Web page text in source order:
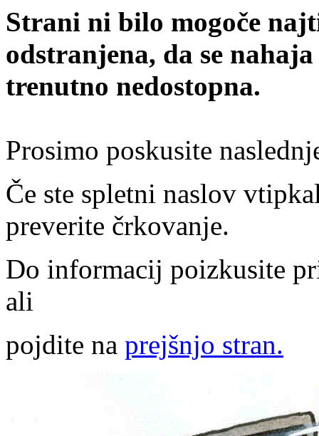
Strani ni bilo mogoče
odstranjena, da se
trenutno nedostopna.
Prosimo poskusite
Če ste spletni naslov
preverite črkovanje.
Do informacij poizkusite
ali
pojdite na prejšnjo stran.